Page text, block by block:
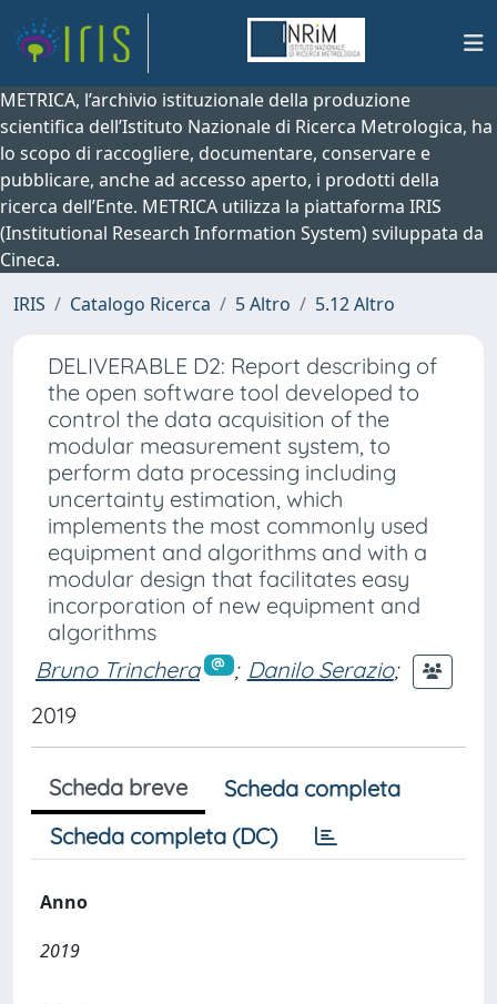
METRICA, l’archivio istituzionale della produzione
scientifica dell’Istituto Nazionale di Ricerca Metrologica, ha
lo scopo di raccogliere, documentare, conservare e
pubblicare, anche ad accesso aperto, i prodotti della
ricerca dell’Ente. METRICA utilizza la piattaforma IRIS
(Institutional Research Information System) sviluppata da
Cineca.
IRIS
Catalogo Ricerca 5 Altro 5.12 Altro
DELIVERABLE D2: Report describing of
the open software tool developed to
control the data acquisition of the
modular measurement system, to
perform data processing including
uncertainty estimation, which
implements the most commonly used
equipment and algorithms and with a
modular design that facilitates easy
incorporation of new equipment and
algorithms
Bruno Trinchera
; Danilo Serazio;
2019
Scheda breve
Scheda completa
Scheda completa (DC)
Anno
2019